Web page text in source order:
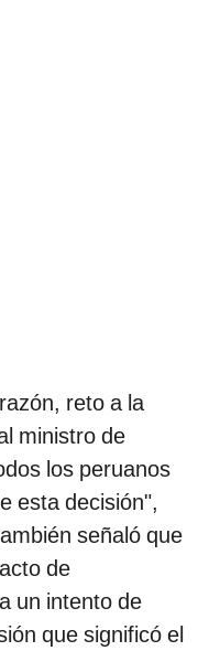
reto a la
ministro de
los peruanos
esta decisión",
señaló que
de
un intento de
que significó el